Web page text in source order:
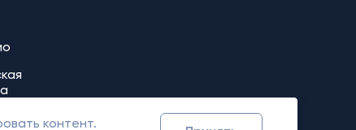
контент.